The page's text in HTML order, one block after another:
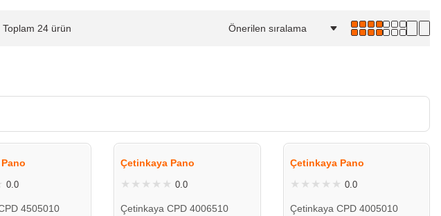
Toplam 24 ürün
0.0
4505010
Çetinkaya Pano
0.0
Çetinkaya CPD 4006510
Çetinkaya Pano
0.0
Çetinkaya CPD 4005010